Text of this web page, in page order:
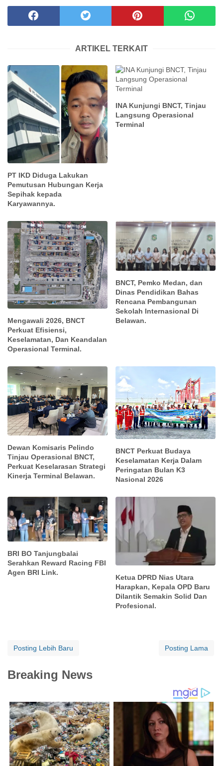
ARTIKEL TERKAIT
PT IKD Diduga Lakukan
Pemutusan Hubungan Kerja
Sepihak kepada
Karyawannya.
INA Kunjungi BNCT, Tinjau
Langsung Operasional
Terminal
Mengawali 2026, BNCT
Perkuat Efisiensi,
Keselamatan, Dan Keandalan
Operasional Terminal.
BNCT, Pemko Medan, dan
Dinas Pendidikan Bahas
Rencana Pembangunan
Sekolah Internasional Di
Belawan.
Dewan Komisaris Pelindo
Tinjau Operasional BNCT,
Perkuat Keselarasan Strategi
Kinerja Terminal Belawan.
BNCT Perkuat Budaya
Keselamatan Kerja Dalam
Peringatan Bulan K3
Nasional 2026
BRI BO Tanjungbalai
Serahkan Reward Racing FBI
Agen BRI Link.
Ketua DPRD Nias Utara
Harapkan, Kepala OPD Baru
Dilantik Semakin Solid Dan
Profesional.
Posting Lebih Baru Posting Lama
Breaking News